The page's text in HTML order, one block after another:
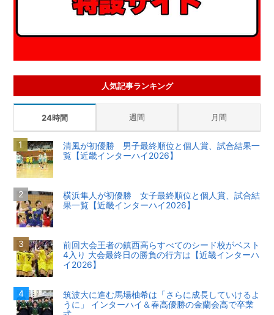
人気記事ランキング
24時間 週間 月間
清風が初優勝 男子最終順位と個人賞、試合結果一
覧【近畿インターハイ2026】
横浜隼人が初優勝 女子最終順位と個人賞、試合結
果一覧【近畿インターハイ2026】
前回大会王者の鎮西高らすべてのシード校がベスト
4入り 大会最終日の勝負の行方は【近畿インターハ
イ2026】
筑波大に進む馬場柚希は「さらに成長していけるよ
うに」 インターハイ＆春高優勝の金蘭会高で卒業